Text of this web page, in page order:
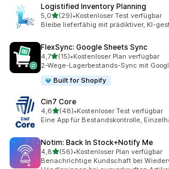
Logistified Inventory Planning
5,0von 5 Sternen
(29)
29 Rezensionen insgesamt
•Kostenloser Test verfügbar
Bleibe lieferfähig mit prädiktiver, KI-
FlexSync: Google Sheets Sync
4,7von 5 Sternen
(15)
15 Rezensionen insgesamt
•Kostenloser Plan verfügbar
2-Wege-Lagerbestands-Sync mit
Built for Shopify
Cin7 Core
4,6von 5 Sternen
(48)
48 Rezensionen insgesamt
•Kostenloser Test verfügbar
Eine App für Bestandskontrolle,
Notim: Back In Stock+Notify Me
4,8von 5 Sternen
(56)
56 Rezensionen insgesamt
•Kostenloser Plan verfügbar
Benachrichtige Kundschaft bei